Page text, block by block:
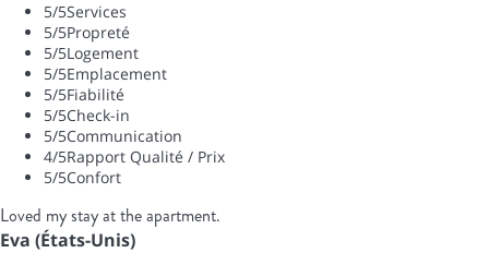
5/5Services
5/5Propreté
5/5Logement
5/5Emplacement
5/5Fiabilité
5/5Check-in
5/5Communication
4/5Rapport Qualité / Prix
5/5Confort
Loved my stay at the apartment.
Eva (États-Unis)